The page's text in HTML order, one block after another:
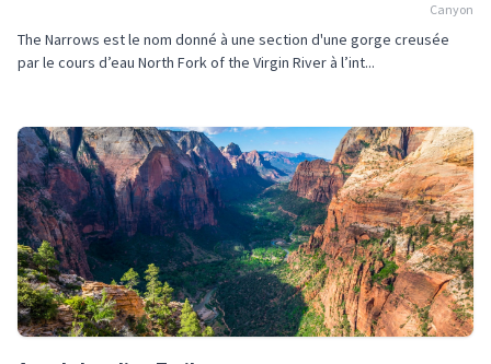
Canyon
The Narrows est le nom donné à une section d'une gorge creusée
par le cours d’eau North Fork of the Virgin River à l’int...